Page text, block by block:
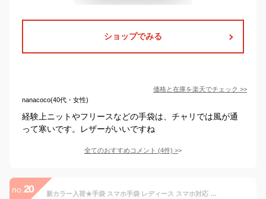
ショップでみる
価格と在庫を楽天でチェック >>
nanacoco(40代・女性)
経験上ニットやフリースなどの手袋は、チャリでは風が通
って寒いです。レザーがいいですね
全てのおすすめコメント (4件) >
no. 20 新カラー入荷★手袋 スマホ手袋 レディース スマホ対応 かわいい おしゃれ【5本指スマホ対応 ウールカシミヤ手袋】手袋 レディース 手袋 スマホ 手袋 チェック柄 防寒 グローブ てぶくろ スマホ対応 iPhone ファー ギフト カシミヤ